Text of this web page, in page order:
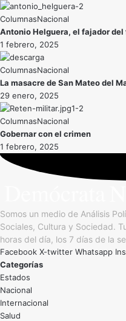
Nacional
Antonio Helguera, el fajador del
1 febrero, 2025
Nacional
La masacre de San Mateo del
29 enero, 2025
Nacional
Gobernar con el crimen
1 febrero, 2025
Somos un medio de Análisis
Sociales, Cultura y Sociedad.
horas del día, los 7 días de la
Facebook X-twitter Whatsapp
Categorías
Estados
Nacional
Internacional
Salud